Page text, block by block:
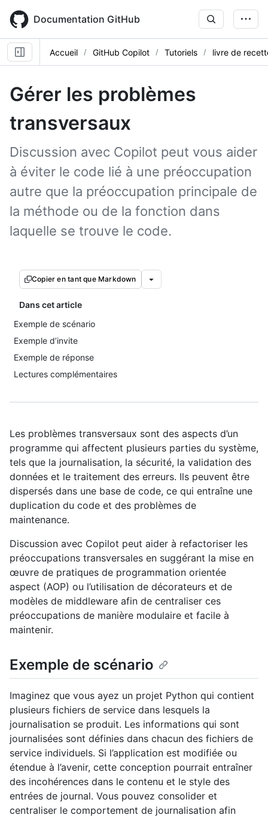
main
content
Documentation GitHub
Accueil GitHub Copilot Tutoriels livre de
Gérer les problèmes
transversaux
Discussion avec Copilot peut vous aider
à éviter le code lié à une préoccupation
autre que la préoccupation principale de
la méthode ou de la fonction dans
laquelle se trouve le code.
Copier en tant que Markdown
Dans cet article
Exemple de scénario
Exemple d’invite
Exemple de réponse
Lectures complémentaires
Les problèmes transversaux sont des aspects d’un
programme qui affectent plusieurs parties du système,
tels que la journalisation, la sécurité, la validation des
données et le traitement des erreurs. Ils peuvent être
dispersés dans une base de code, ce qui entraîne une
duplication du code et des problèmes de
maintenance.
Discussion avec Copilot peut aider à refactoriser les
préoccupations transversales en suggérant la mise en
œuvre de pratiques de programmation orientée
aspect (AOP) ou l’utilisation de décorateurs et de
modèles de middleware afin de centraliser ces
préoccupations de manière modulaire et facile à
maintenir.
Exemple de scénario
Imaginez que vous ayez un projet Python qui contient
plusieurs fichiers de service dans lesquels la
journalisation se produit. Les informations qui sont
journalisées sont définies dans chacun des fichiers de
service individuels. Si l’application est modifiée ou
étendue à l’avenir, cette conception pourrait entraîner
des incohérences dans le contenu et le style des
entrées de journal. Vous pouvez consolider et
centraliser le comportement de journalisation afin